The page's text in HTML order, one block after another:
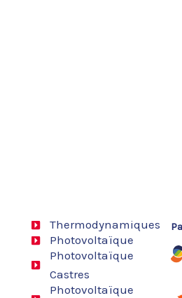
Thermodynamiques
Photovoltaïque
Photovoltaïque
Castres
Photovoltaïque